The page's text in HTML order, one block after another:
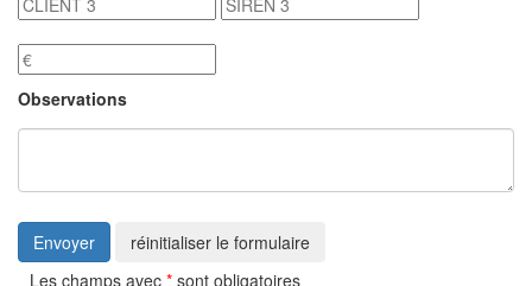
Observations
Envoyer
réinitialiser le formulaire
Les champs avec * sont obligatoires